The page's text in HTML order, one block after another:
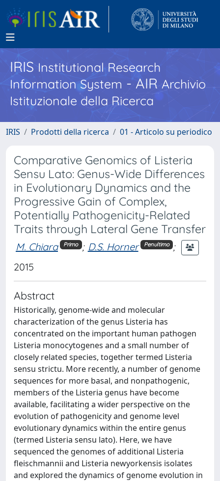
IRISInstitutional Research
Information System - AIR Archivio
Istituzionale della Ricerca
IRIS Prodotti della ricerca 01 - Articolo su periodico
Comparative Genomics of Listeria
Sensu Lato: Genus-Wide Differences
in Evolutionary Dynamics and the
Progressive Gain of Complex,
Potentially Pathogenicity-Related
Traits through Lateral Gene Transfer
M. Chiara Primo ; D.S. Horner Penultimo
;
2015
Abstract
Historically, genome-wide and molecular
characterization of the genus Listeria has
concentrated on the important human pathogen
Listeria monocytogenes and a small number of
closely related species, together termed Listeria
sensu strictu. More recently, a number of genome
sequences for more basal, and nonpathogenic,
members of the Listeria genus have become
available, facilitating a wider perspective on the
evolution of pathogenicity and genome level
evolutionary dynamics within the entire genus
(termed Listeria sensu lato). Here, we have
sequenced the genomes of additional Listeria
fleischmannii and Listeria newyorkensis isolates
and explored the dynamics of genome evolution in